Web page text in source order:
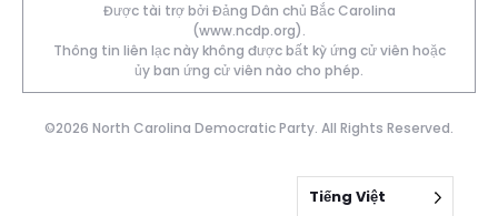
Được tài trợ bởi Đảng Dân chủ Bắc Carolina
(www.ncdp.org).
Thông tin liên lạc này không được bất kỳ ứng cử viên hoặc
ủy ban ứng cử viên nào cho phép.
©2026 North Carolina Democratic Party. All Rights Reserved.
Tiếng Việt